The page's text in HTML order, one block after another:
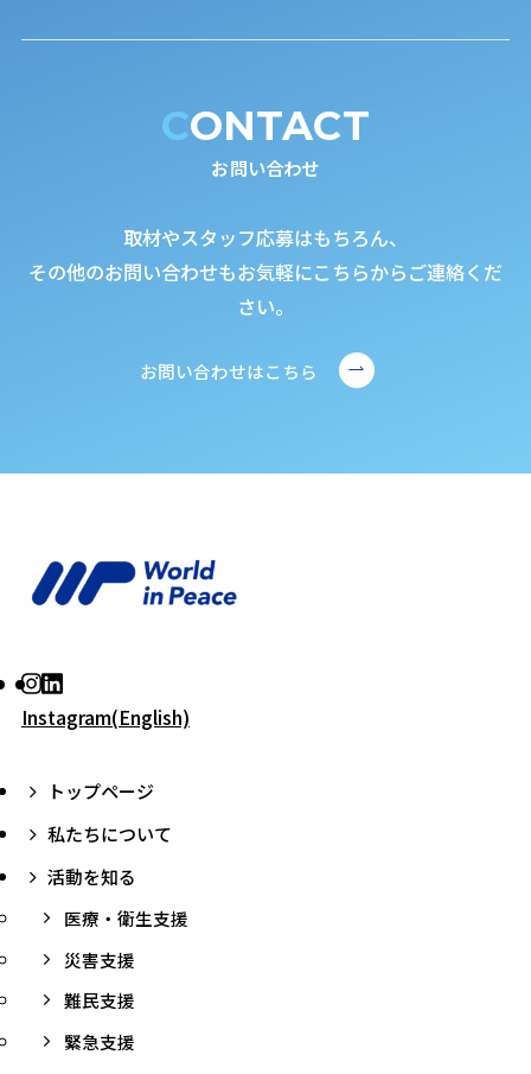
CONTACT
お問い合わせ
取材やスタッフ応募はもちろん、
その他のお問い合わせもお気軽にこちらからご連絡くだ
さい。
お問い合わせはこちら
Instagram(English)
トップページ
私たちについて
活動を知る
医療・衛生支援
災害支援
難民支援
緊急支援